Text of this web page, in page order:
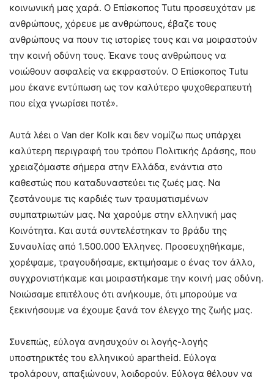
κοινωνική μας χαρά. Ο Επίσκοπος Tutu προσευχόταν με
ανθρώπους, χόρευε με ανθρώπους, έβαζε τους
ανθρώπους να πουν τις ιστορίες τους και να μοιραστούν
την κοινή οδύνη τους. Έκανε τους ανθρώπους να
νοιώθουν ασφαλείς να εκφραστούν. Ο Επίσκοπος Tutu
μου έκανε εντύπωση ως τον καλύτερο ψυχοθεραπευτή
που είχα γνωρίσει ποτέ».
Αυτά λέει ο Van der Kolk και δεν νομίζω πως υπάρχει
καλύτερη περιγραφή του τρόπου Πολιτικής Δράσης, που
χρειαζόμαστε σήμερα στην Ελλάδα, ενάντια στο
καθεστώς που καταδυναστεύει τις ζωές μας. Να
ζεστάνουμε τις καρδιές των τραυματισμένων
συμπατριωτών μας. Να χαρούμε στην ελληνική μας
Κοινότητα. Και αυτά συντελέστηκαν το βράδυ της
Συναυλίας από 1.500.000 Έλληνες. Προσευχηθήκαμε,
χορέψαμε, τραγουδήσαμε, εκτιμήσαμε ο ένας τον άλλο,
συγχρονιστήκαμε και μοιραστήκαμε την κοινή μας οδύνη.
Νοιώσαμε επιτέλους ότι ανήκουμε, ότι μπορούμε να
ξεκινήσουμε να έχουμε ξανά τον έλεγχο της ζωής μας.
Συνεπώς, εύλογα ανησυχούν οι λογής-λογής
υποστηρικτές του ελληνικού apartheid. Εύλογα
τρολάρουν, απαξιώνουν, λοιδορούν. Εύλογα θέλουν να